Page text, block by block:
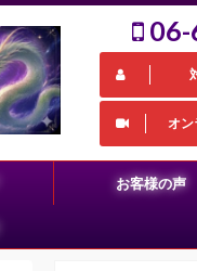
オン
お客様の声